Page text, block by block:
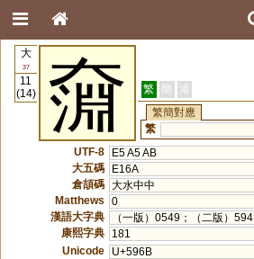
大
37
11
(14)
奫 繁 簡 港
繁簡對應
繁
UTF-8
E5 A5 AB
大五碼
E16A
倉頡碼 大水中中
Matthews
0
漢語大字典
（一版）0549；（二版）594
康熙字典
181
Unicode
U+596B